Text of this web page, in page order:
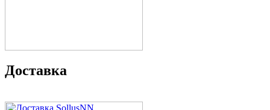
Доставка